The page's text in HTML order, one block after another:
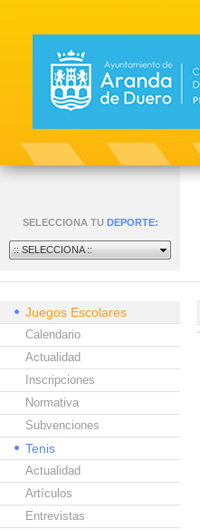
SELECCIONA TU DEPORTE:
:: SELECCIONA ::
Juegos Escolares
Calendario
Actualidad
Inscripciones
Normativa
Subvenciones
Tenis
Actualidad
Artículos
Entrevistas